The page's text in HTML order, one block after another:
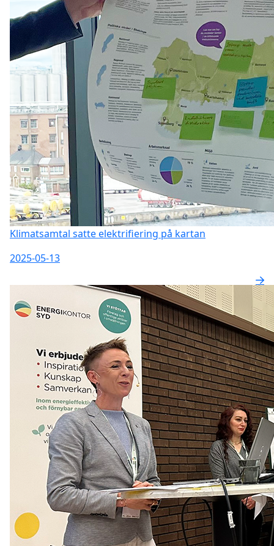
Klimatsamtal satte elektrifiering på kartan
2025-05-13